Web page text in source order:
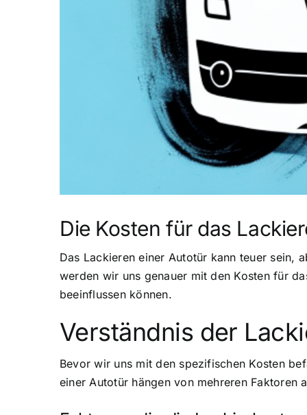
Die Kosten für das
Das Lackieren einer Autotür kann teuer sein,
werden wir uns genauer mit den Kosten für
beeinflussen können.
Verständnis der
Bevor wir uns mit den spezifischen Kosten
einer Autotür hängen von mehreren Faktoren